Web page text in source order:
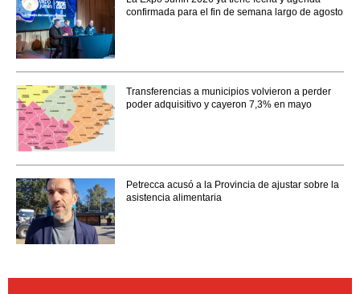
confirmada para el fin de semana largo de agosto
Transferencias a municipios volvieron a perder
poder adquisitivo y cayeron 7,3% en mayo
Petrecca acusó a la Provincia de ajustar sobre la
asistencia alimentaria